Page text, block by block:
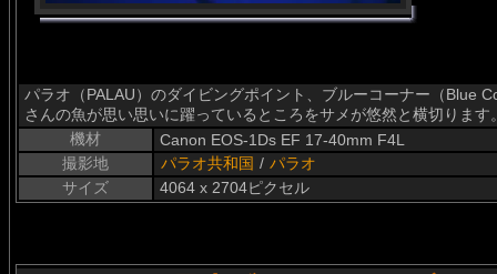
パラオ（PALAU）のダイビングポイント、ブルーコーナー（Blue
さんの魚が思い思いに躍っているところをサメが悠然と横切ります
機材
Canon EOS-1Ds EF 17-40mm F4L
撮影地
パラオ共和国 / パラオ
サイズ
4064 x 2704ピクセル